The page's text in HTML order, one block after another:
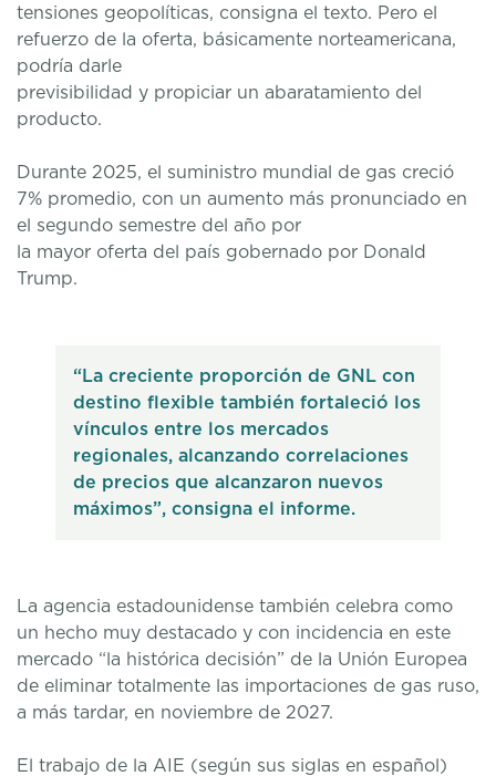
tensiones geopolíticas, consigna el texto. Pero el
refuerzo de la oferta, básicamente norteamericana,
podría darle
previsibilidad y propiciar un abaratamiento del
producto.
Durante 2025, el suministro mundial de gas creció
7% promedio, con un aumento más pronunciado en
el segundo semestre del año por
la mayor oferta del país gobernado por Donald
Trump.
“La creciente proporción de GNL con
destino flexible también fortaleció los
vínculos entre los mercados
regionales, alcanzando correlaciones
de precios que alcanzaron nuevos
máximos”, consigna el informe.
La agencia estadounidense también celebra como
un hecho muy destacado y con incidencia en este
mercado “la histórica decisión” de la Unión Europea
de eliminar totalmente las importaciones de gas ruso,
a más tardar, en noviembre de 2027.
El trabajo de la AIE (según sus siglas en español)